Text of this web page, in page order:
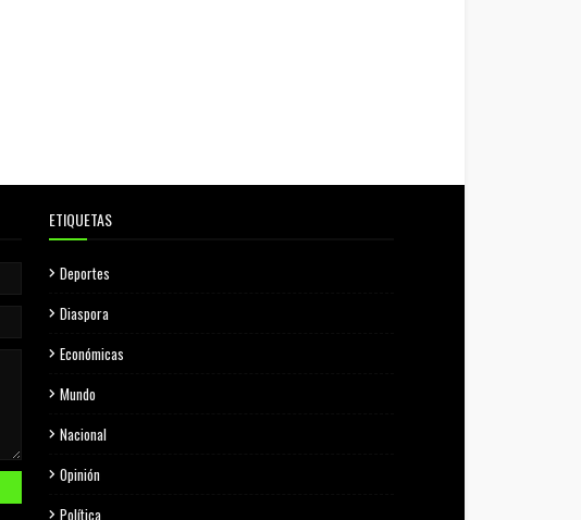
ETIQUETAS
Deportes
Diaspora
Económicas
Mundo
Nacional
Opinión
Política